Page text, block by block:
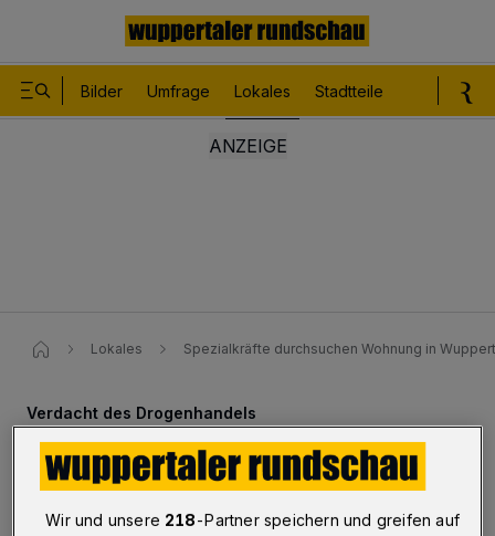
Bilder Umfrage Lokales Stadtteile
Lokales Spezialkräfte durchsuchen Wohnung in
Verdacht des Drogenhandels
Spezialkräfte durchsuchen
Wohnung in Wuppertal
Wir und unsere 218-Partner speichern und greifen auf